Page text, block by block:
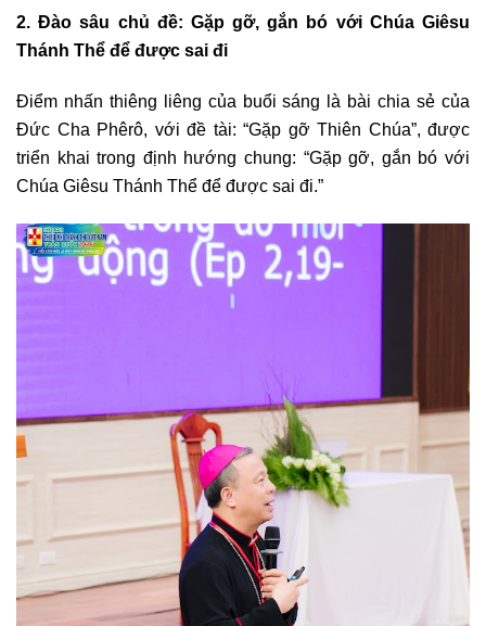
2. Đào sâu chủ đề: Gặp gỡ, gắn bó với Chúa Giêsu
Thánh Thể để được sai đi
Điểm nhấn thiêng liêng của buổi sáng là bài chia sẻ của
Đức Cha Phêrô, với đề tài: “Gặp gỡ Thiên Chúa”, được
triển khai trong định hướng chung: “Gặp gỡ, gắn bó với
Chúa Giêsu Thánh Thể để được sai đi.”